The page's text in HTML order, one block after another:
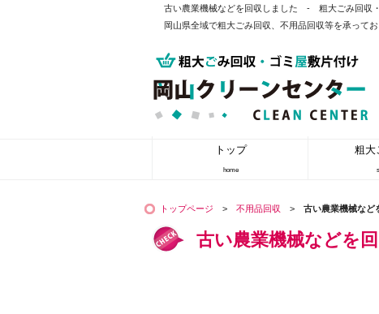
古い農業機械などを回収しました - 粗大ごみ回収
岡山県全域で粗大ごみ回収、不用品回収等を承ってお
トップ
home
粗大
トップページ > 不用品回収 > 古い農業機械など
古い農業機械などを